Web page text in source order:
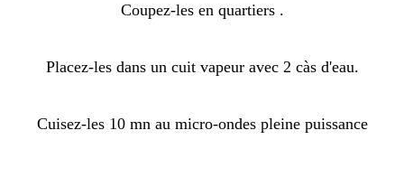
Coupez-les en quartiers .
Placez-les dans un cuit vapeur avec 2 càs d'eau.
Cuisez-les 10 mn au micro-ondes pleine puissance